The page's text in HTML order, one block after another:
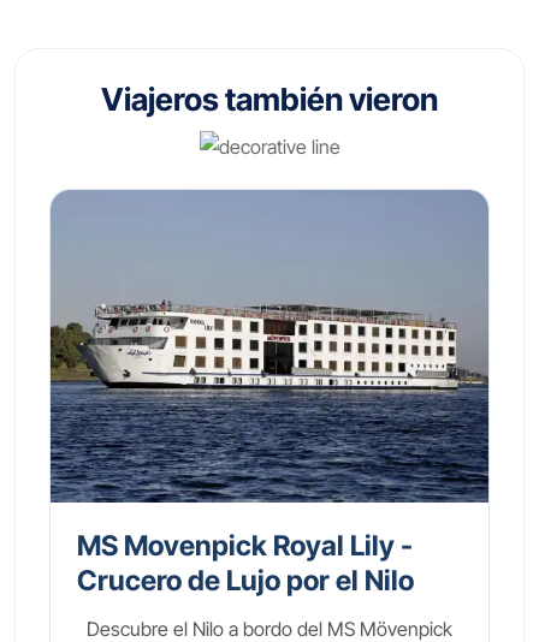
Viajeros también vieron
MS Movenpick Royal Lily -
Crucero de Lujo por el Nilo
Descubre el Nilo a bordo del MS Mövenpick